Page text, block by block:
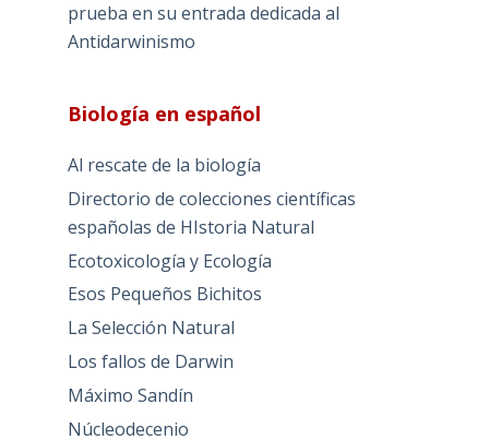
prueba en su entrada dedicada al
Antidarwinismo
Biología en español
Al rescate de la biología
Directorio de colecciones científicas
españolas de HIstoria Natural
Ecotoxicología y Ecología
Esos Pequeños Bichitos
La Selección Natural
Los fallos de Darwin
Máximo Sandín
Núcleodecenio